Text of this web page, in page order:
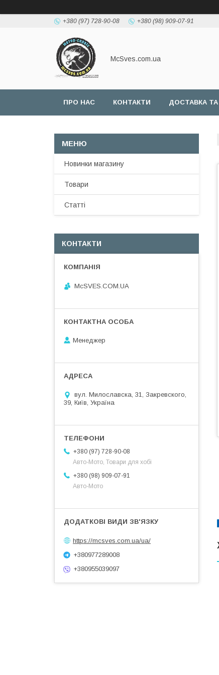
+380 (97) 728-90-08 +380 (98) 909-07-91
McSves.com.ua
ПРО НАС КОНТАКТИ ДОСТАВКА
Новинки магазину
Товари
Статті
КОНТАКТИ
McSVES.COM.UA
Менеджер
вул. Милославска, 31, Закревского,
39, Київ, Україна
+380 (97) 728-90-08
Авто-Мото, Товари для хобі
+380 (98) 909-07-91
Авто-Мото
https://mcsves.com.ua/ua/
+380977289008
+380955039097